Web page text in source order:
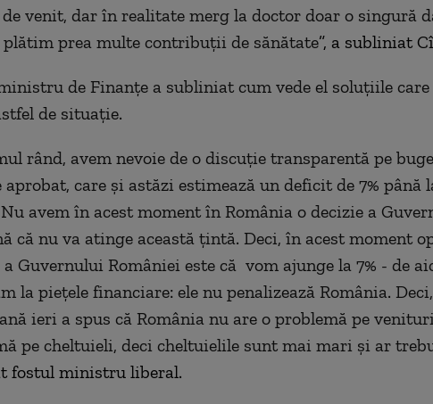
de venit, dar în realitate merg la doctor doar o singură
prea multe contribuții de sănătate”, a subliniat
de Finanțe a subliniat cum vede el soluțiile
de situație.
rând, avem nevoie de o discuție transparentă pe
aprobat, care și astăzi estimează un deficit de 7% până
avem în acest moment în România o decizie a
că nu va atinge această țintă. Deci, în acest moment
Guvernului României este că vom ajunge la 7% - de
la piețele financiare: ele nu penalizează România.
ieri a spus că România nu are o problemă pe
pe cheltuieli, deci cheltuielile sunt mai mari și ar
fostul ministru liberal.